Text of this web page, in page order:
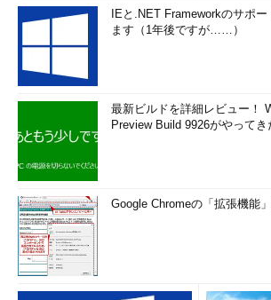
IEと.NET Frameworkのサポ
ます（1年後ですが……）
最新ビルドを詳細レビュー！
Preview Build 9926がやってき
Google Chromeの「拡張機能